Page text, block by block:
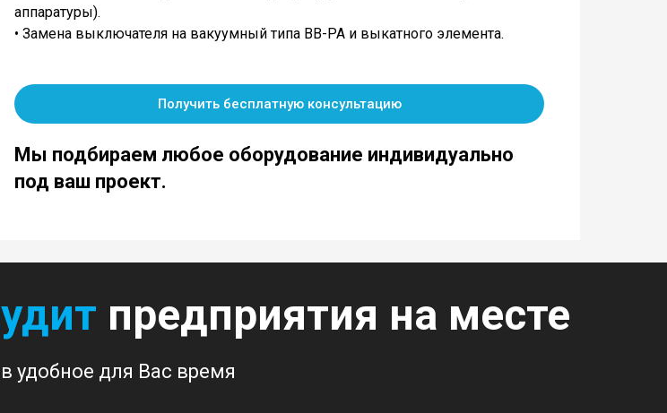
аппаратуры).
• Замена выключателя на вакуумный типа ВВ-РА и выкатного элемента.
Получить бесплатную консультацию
Мы подбираем любое оборудование индивидуально
под ваш проект.
предприятия на месте
удобное для Вас время